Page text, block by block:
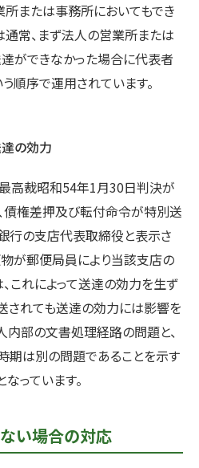
または事務所においてもでき
通常、まず法人の営業所または
ができなかった場合に代表者
順序で運用されています。
の効力
高裁昭和54年1月30日判決が
債権差押及び転付命令が特別送
行の支店代表取締役と表示さ
が郵便局員により当該支店の
これによって送達の効力を生ず
されても送達の効力には影響を
内部の文書処理経路の問題と、
は別の問題であることを示す
っています。
い場合の対応